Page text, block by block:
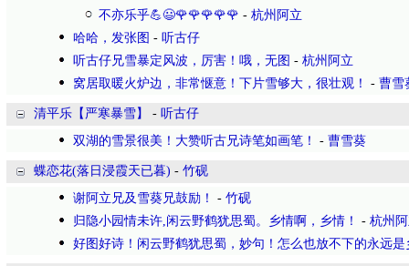
不亦乐乎💪😃🌹🌹🌹🌹🌹 - 杭州阿立
哈哈，发张图 - 听古仔
听古仔兄雪暴定风波，厉害！哦，无图 - 杭州阿立
窝居取暖火炉边，非常惬意！下片雪够大，很壮观！
- 曹雪
清平乐【严寒暴雪】 - 听古仔
双湖的雪景很美！大赞听古兄诗笔如画笔！
- 曹雪葵
蝶恋花(落日浸霞天已暮) - 竹砚
谢阿立兄及雪葵兄鼓励！
- 竹砚
归隐小园情未许,闲云野鹤犹思蜀。乡情啊，乡情！
- 杭州
好图好诗！闲云野鹤犹思蜀，妙句！怎么也放不下的永远是